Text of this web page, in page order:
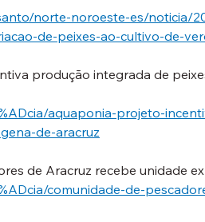
norte-noroeste-es/noticia/
de-peixes-ao-cultivo-de-
produção integrada de
aquaponia-projeto-
de-aracruz
de Aracruz recebe unidade
comunidade-de-